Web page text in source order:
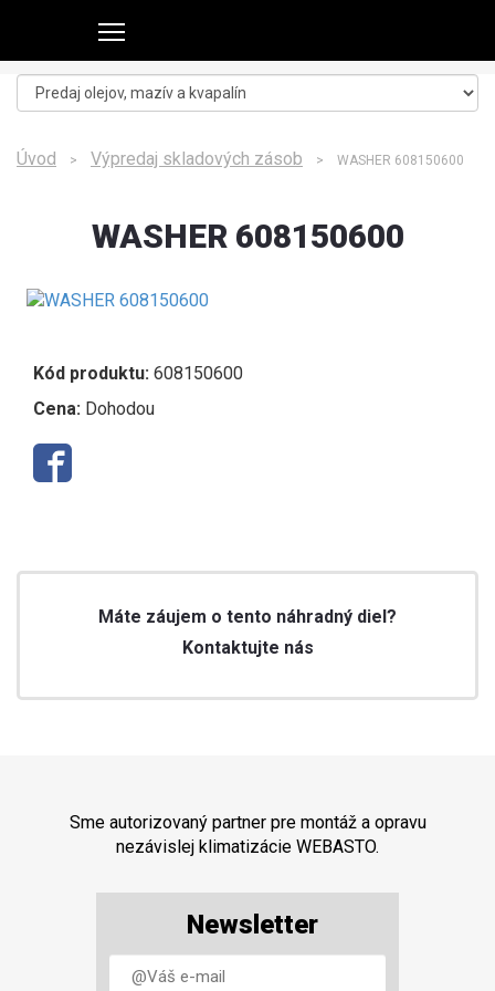
Úvod > Výpredaj skladových zásob > WASHER 608150600
WASHER 608150600
Kód produktu: 608150600
Cena: Dohodou
Máte záujem o tento náhradný diel?
Kontaktujte nás
Sme autorizovaný partner pre montáž a opravu
nezávislej klimatizácie WEBASTO.
Newsletter